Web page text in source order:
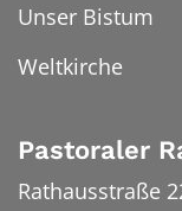
Unser Bistum
Weltkirche
Pastoraler
Rathausstraße